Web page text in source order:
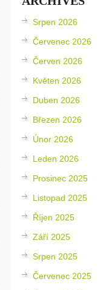
Srpen 2026
Červenec 2026
Červen 2026
Květen 2026
Duben 2026
Březen 2026
Únor 2026
Leden 2026
Prosinec 2025
Listopad 2025
Říjen 2025
Září 2025
Srpen 2025
Červenec 2025